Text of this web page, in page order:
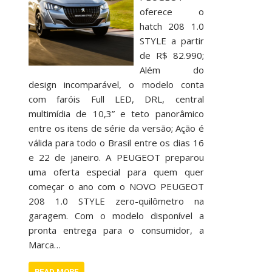
oferece o
hatch 208 1.0
STYLE a partir
de R$ 82.990;
Além do
design incomparável, o modelo conta
com faróis Full LED, DRL, central
multimídia de 10,3” e teto panorâmico
entre os itens de série da versão; Ação é
válida para todo o Brasil entre os dias 16
e 22 de janeiro. A PEUGEOT preparou
uma oferta especial para quem quer
começar o ano com o NOVO PEUGEOT
208 1.0 STYLE zero-quilômetro na
garagem. Com o modelo disponível a
pronta entrega para o consumidor, a
Marca…